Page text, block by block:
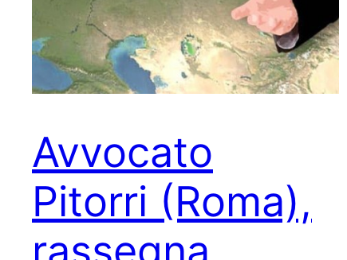
Avvocato
Pitorri (Roma),